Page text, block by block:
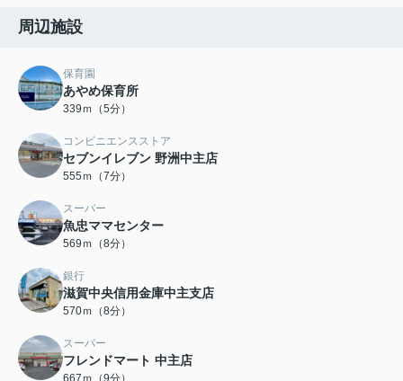
周辺施設
保育園
あやめ保育所
339ｍ（5分）
コンビニエンスストア
セブンイレブン 野洲中主店
555ｍ（7分）
スーパー
魚忠ママセンター
569ｍ（8分）
銀行
滋賀中央信用金庫中主支店
570ｍ（8分）
スーパー
フレンドマート 中主店
667ｍ（9分）